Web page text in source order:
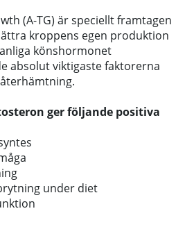
(A-TG) är speciellt framtagen
kroppens egen produktion
könshormonet
absolut viktigaste faktorerna
ger följande positiva
under diet